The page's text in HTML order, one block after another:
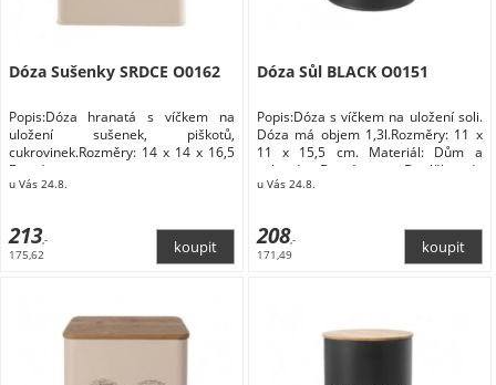
Dóza Sušenky SRDCE O0162
Popis:Dóza hranatá s víčkem na
uložení sušenek, piškotů,
cukrovinek.Rozměry: 14 x 14 x 16,5
Domácnost
u Vás 24.8.
213,-
175,62
Dóza Sůl BLACK O0151
Popis:Dóza s víčkem na uložení soli.
Dóza má objem 1,3l.Rozměry: 11 x
11 x 15,5 cm. Materiál: Dům a
zahrada Domácnost Doplňky do
kuchyně Skladování a balení
u Vás 24.8.
208,-
171,49